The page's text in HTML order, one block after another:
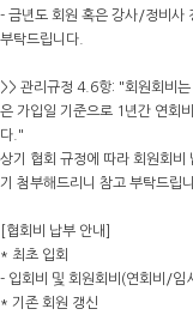
- 금년도 회원 혹은 강사/정비사
부탁드립니다.
>> 관리규정 4.6항: "회원회비
은 가입일 기준으로 1년간 연회
다."
상기 협회 규정에 따라 회원회비
기 첨부해드리니 참고 부탁드립
[협회비 납부 안내]
* 최초 입회
- 입회비 및 회원회비(연회비/임
* 기존 회원 갱신